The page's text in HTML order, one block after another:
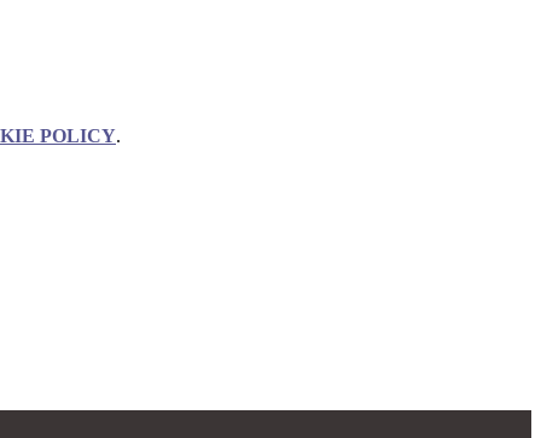
POLICY.